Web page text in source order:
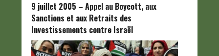
9 juillet 2005 – Appel au Boycott, aux
Sanctions et aux Retraits des
Investissements contre Israël